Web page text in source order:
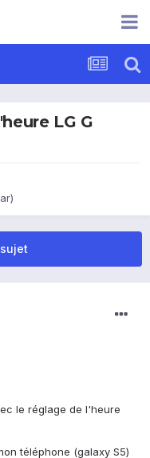
LG G
le réglage de l'heure
téléphone (galaxy S5)